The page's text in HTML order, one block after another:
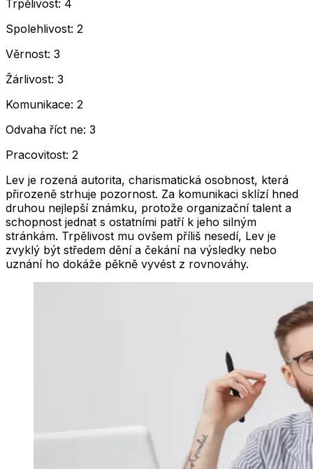
Trpělivost: 4
Spolehlivost: 2
Věrnost: 3
Žárlivost: 3
Komunikace: 2
Odvaha říct ne: 3
Pracovitost: 2
Lev je rozená autorita, charismatická osobnost, která
přirozeně strhuje pozornost. Za komunikaci sklízí hned
druhou nejlepší známku, protože organizační talent a
schopnost jednat s ostatními patří k jeho silným
stránkám. Trpělivost mu ovšem příliš nesedí, Lev je
zvyklý být středem dění a čekání na výsledky nebo
uznání ho dokáže pěkně vyvést z rovnováhy.